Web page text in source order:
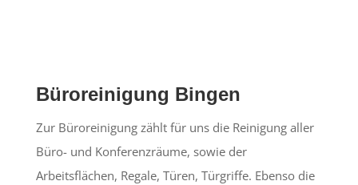
Büroreinigung Bingen
Zur Büroreinigung zählt für uns die Reinigung aller
Büro- und Konferenzräume, sowie der
Arbeitsflächen, Regale, Türen, Türgriffe. Ebenso die